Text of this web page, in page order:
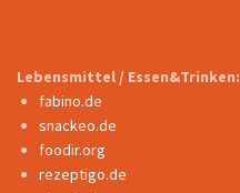
Lebensmittel / Essen&Trinken:
fabino.de
snackeo.de
foodir.org
rezeptigo.de